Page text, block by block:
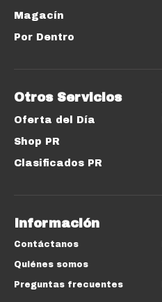
Magacín
Por Dentro
Otros Servicios
Oferta del Día
Shop PR
Clasificados PR
Información
Contáctanos
Quiénes somos
Preguntas frecuentes